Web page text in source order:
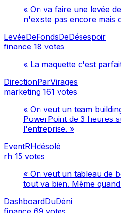
« On va faire une levée
n'existe pas encore mais
LevéeDeFondsDeDésespoir
finance 18 votes
« La maquette c'est
DirectionParVirages
marketing 161 votes
« On veut un team
PowerPoint de 3 heures
l'entreprise. »
EventRHdésolé
rh 15 votes
« On veut un tableau de
tout va bien. Même
DashboardDuDéni
finance 69 votes